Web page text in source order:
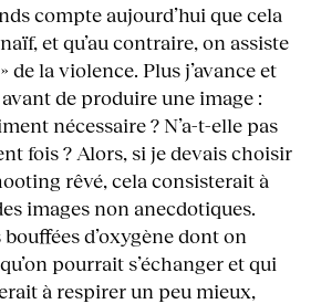
compte aujourd’hui que cela
et qu’au contraire, on assiste
de la violence. Plus j’avance et
de produire une image :
nécessaire ? N’a-t-elle pas
fois ? Alors, si je devais choisir
rêvé, cela consisterait à
images non anecdotiques.
d’oxygène dont on
pourrait s’échanger et qui
à respirer un peu mieux,